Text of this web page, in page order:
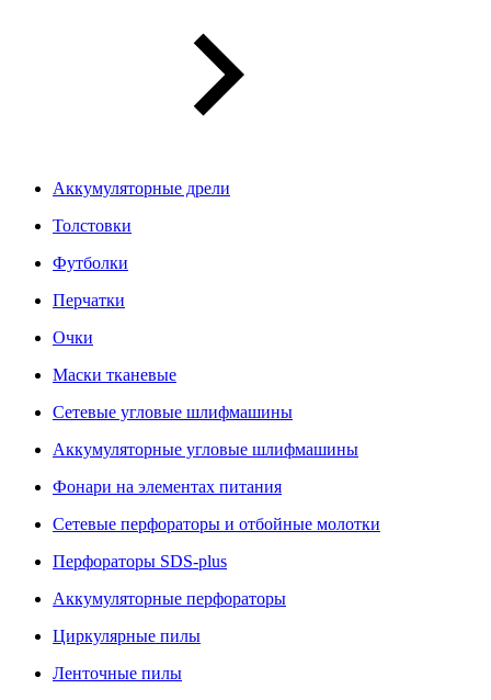
Аккумуляторные дрели
Толстовки
Футболки
Перчатки
Очки
Маски тканевые
Сетевые угловые шлифмашины
Аккумуляторные угловые шлифмашины
Фонари на элементах питания
Сетевые перфораторы и отбойные молотки
Перфораторы SDS-plus
Аккумуляторные перфораторы
Циркулярные пилы
Ленточные пилы